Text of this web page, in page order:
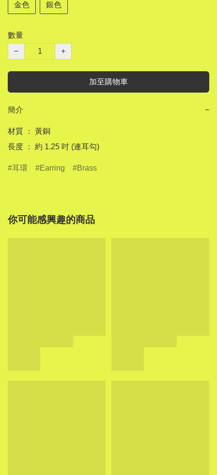
金色 銀色
數量
−
+
加至購物車
簡介 −
材質 ： 黃銅
長度 ： 約 1.25 吋 (連耳勾)
耳環 Earring Brass
你可能感興趣的商品